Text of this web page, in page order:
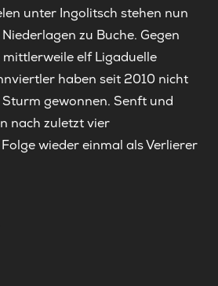
unter Ingolitsch stehen nun
zu Buche. Gegen
mittlerweile elf Ligaduelle
haben seit 2010 nicht
gewonnen. Senft und
nach zuletzt vier
wieder einmal als Verlierer